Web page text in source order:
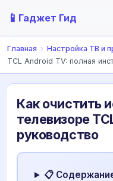
📱 Гаджет Гид
Главная › Настройка ТВ и
TCL Android TV: полная
Как очистить
телевизоре
руководство
📋